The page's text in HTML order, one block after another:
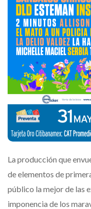
La producción que
de elementos de
público la mejor de las
imponencia de los